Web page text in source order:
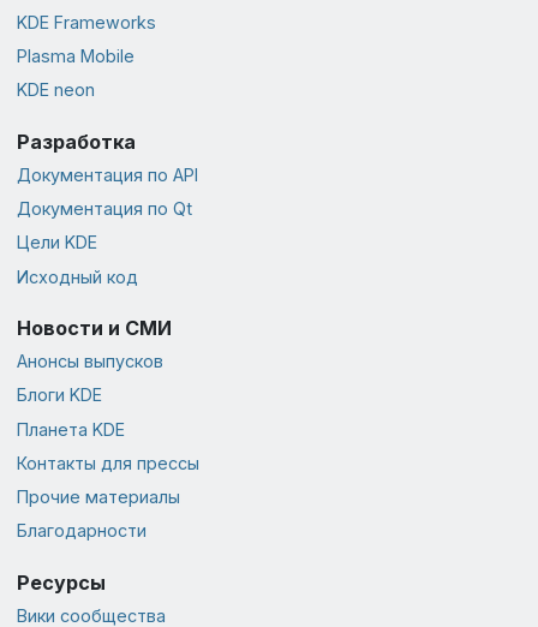
KDE Frameworks
Plasma Mobile
KDE neon
Разработка
Документация по API
Документация по Qt
Цели KDE
Исходный код
Новости и СМИ
Анонсы выпусков
Блоги KDE
Планета KDE
Контакты для прессы
Прочие материалы
Благодарности
Ресурсы
Вики сообщества